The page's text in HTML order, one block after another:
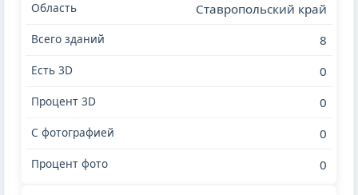
Ставропольский край
8
0
0
0
0